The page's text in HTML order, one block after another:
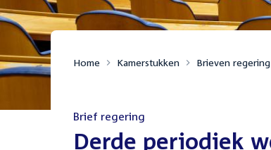
Home Kamerstukken Brieven regering
Brief regering
:Derde periodiek